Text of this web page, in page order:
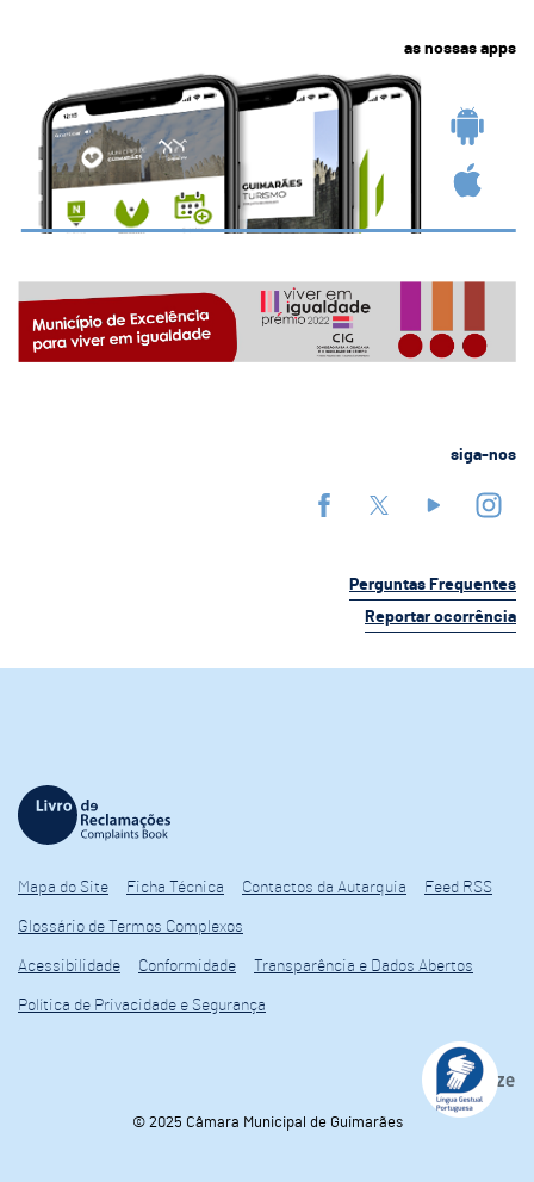
as nossas apps
siga-nos
Perguntas Frequentes
Reportar ocorrência
Mapa do Site Ficha Técnica Contactos da Autarquia Feed RSS
Glossário de Termos Complexos
Acessibilidade Conformidade Transparência e Dados Abertos
Política de Privacidade e Segurança
© 2025 Câmara Municipal de Guimarães